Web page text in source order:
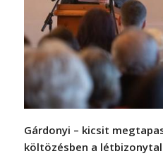
Gárdonyi – kicsit
költözésben a